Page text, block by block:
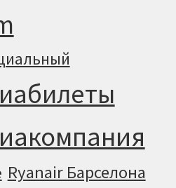
Ryanair Барселона